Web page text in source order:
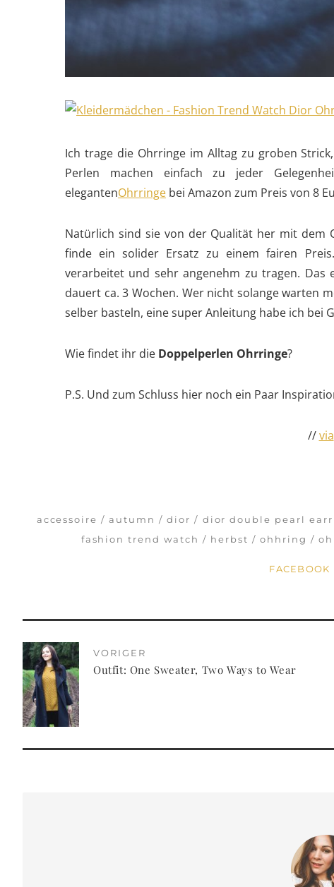
Ich trage die Ohrringe im Alltag zu groben
Perlen machen einfach zu jeder
elegantenOhrringe bei Amazon zum Preis von 8
Natürlich sind sie von der Qualität her mit dem
finde ein solider Ersatz zu einem fairen
verarbeitet und sehr angenehm zu tragen. Das
dauert ca. 3 Wochen. Wer nicht solange warten
selber basteln, eine super Anleitung habe ich bei
Wie findet ihr die Doppelperlen Ohrringe?
P.S. Und zum Schluss hier noch ein Paar
//via
accessoire autumn dior dior double pearl
fashion trend watch
herbst ohhring
FACEBOOK
VORIGER
Outfit: One Sweater, Two Ways to Wear